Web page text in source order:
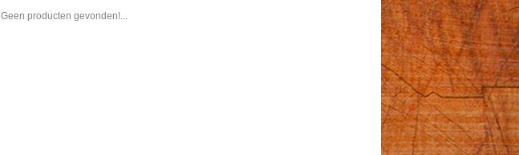
Geen producten gevonden!...